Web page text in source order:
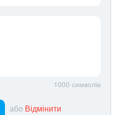
1000 символів
або Відмінити